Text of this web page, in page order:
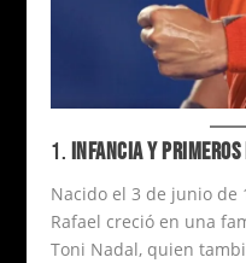
1. INFANCIA Y
Nacido el 3 de junio de
Rafael creció en una
Toni Nadal, quien